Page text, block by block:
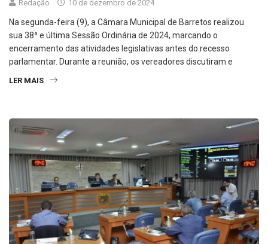
Redação 10 de dezembro de 2024
Na segunda-feira (9), a Câmara Municipal de Barretos realizou
sua 38ª e última Sessão Ordinária de 2024, marcando o
encerramento das atividades legislativas antes do recesso
parlamentar. Durante a reunião, os vereadores discutiram e
LER MAIS